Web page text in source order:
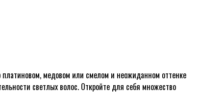
платиновом, медовом или смелом и неожиданном оттенке
светлых волос. Откройте для себя множество